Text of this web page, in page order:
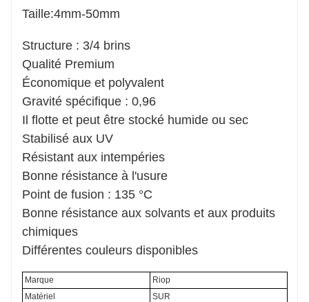
Taille:4mm-50mm
Structure : 3/4 brins
Qualité Premium
Économique et polyvalent
Gravité spécifique : 0,96
Il flotte et peut être stocké humide ou sec
Stabilisé aux UV
Résistant aux intempéries
Bonne résistance à l'usure
Point de fusion : 135 °C
Bonne résistance aux solvants et aux produits
chimiques
Différentes couleurs disponibles
Marque
Riop
Matériel
SUR